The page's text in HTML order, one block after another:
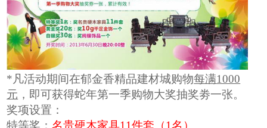
*凡活动期间在郁金香精品建材城购物每满1000
元 ，即可获得蛇年第一季购物大奖抽奖劵一张。
奖项设置：
特等奖：名贵硬木家具11件套（1名）